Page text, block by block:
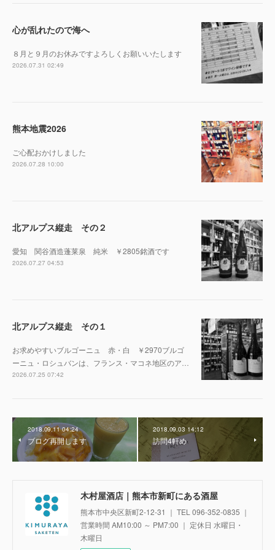
心が乱れたので海へ
８月と９月のお休みですよろしくお願いいたします
2026.07.31 02:49
熊本地震2026
ご心配おかけしました
2026.07.28 10:00
北アルプス縦走 その２
愛知 関谷酒造蓬莱泉 純米 ￥2805銘酒です
2026.07.27 04:53
北アルプス縦走 その１
お求めやすいブルゴーニュ 赤・白 ￥2970ブルゴ
ーニュ・ロシュバンは、フランス・マコネ地区のア…
2026.07.25 07:42
2018.09.11 04:24
ブログ再開します
2018.09.03 14:12
訪問4軒め
木村屋酒店｜熊本市新町にある酒屋
熊本市中央区新町2-12-31 ｜ TEL 096-352-0835 ｜
営業時間 AM10:00 ～ PM7:00 ｜ 定休日 水曜日・
木曜日